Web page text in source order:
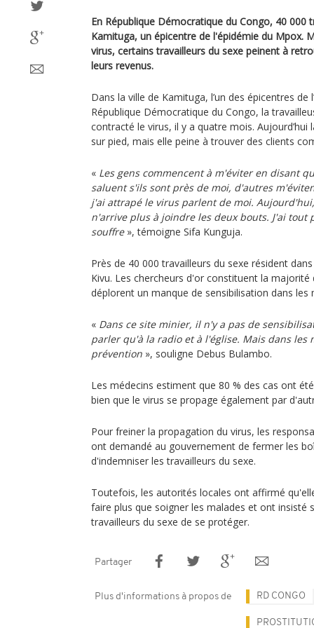
En République Démocratique du Congo, 40 000
Kamituga, un épicentre de l'épidémie du Mpox.
virus, certains travailleurs du sexe peinent à
leurs revenus.
Dans la ville de Kamituga, l’un des épicentres de
République Démocratique du Congo, la
contracté le virus, il y a quatre mois. Aujourd’hui
sur pied, mais elle peine à trouver des clients
« Les gens commencent à m'éviter en disant
saluent s'ils sont près de moi, d'autres
j'ai attrapé le virus parlent de moi.
n'arrive plus à joindre les deux bouts. J'ai tout
souffre», témoigne Sifa Kunguja.
Près de 40 000 travailleurs du sexe résident
Kivu. Les chercheurs d'or constituent la majorité
déplorent un manque de sensibilisation dans les
« Dans ce site minier, il n'y a pas de
parler qu'à la radio et à l'église. Mais dans les
prévention », souligne Debus Bulambo.
Les médecins estiment que 80 % des cas ont
bien que le virus se propage également par
Pour freiner la propagation du virus, les
ont demandé au gouvernement de fermer les
d'indemniser les travailleurs du sexe.
Toutefois, les autorités locales ont affirmé
faire plus que soigner les malades et ont insisté
travailleurs du sexe de se protéger.
Partager
Plus d'informations à propos de RD CONGO